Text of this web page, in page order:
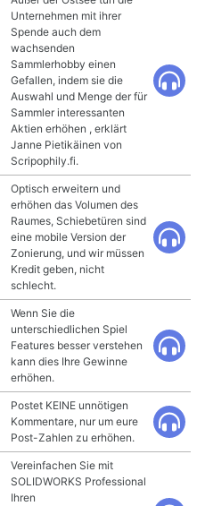
Unternehmen mit ihrer
Spende auch dem
wachsenden
Sammlerhobby einen
Gefallen, indem sie die
Auswahl und Menge der für
Sammler interessanten
Aktien erhöhen , erklärt
Janne Pietikäinen von
Scripophily.fi.
Optisch erweitern und
erhöhen das Volumen des
Raumes, Schiebetüren sind
eine mobile Version der
Zonierung, und wir müssen
Kredit geben, nicht
schlecht.
Wenn Sie die
unterschiedlichen Spiel
Features besser verstehen
kann dies Ihre Gewinne
erhöhen.
Postet KEINE unnötigen
Kommentare, nur um eure
Post-Zahlen zu erhöhen.
Vereinfachen Sie mit
SOLIDWORKS Professional
Ihren